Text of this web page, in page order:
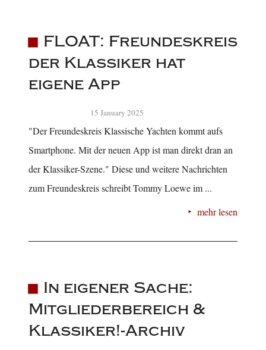
FLOAT: Freundeskreis
der Klassiker hat
eigene App
15 January 2025
"Der Freundeskreis Klassische Yachten kommt aufs
Smartphone. Mit der neuen App ist man direkt dran an
der Klassiker-Szene." Diese und weitere Nachrichten
zum Freundeskreis schreibt Tommy Loewe im ...
mehr lesen
In eigener Sache:
Mitgliederbereich &
Klassiker!-Archiv